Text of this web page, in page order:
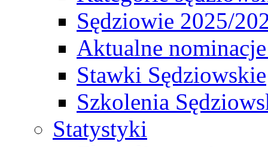
Sędziowie 2025/
Aktualne
Stawki Sędziowskie
Szkolenia
Statystyki